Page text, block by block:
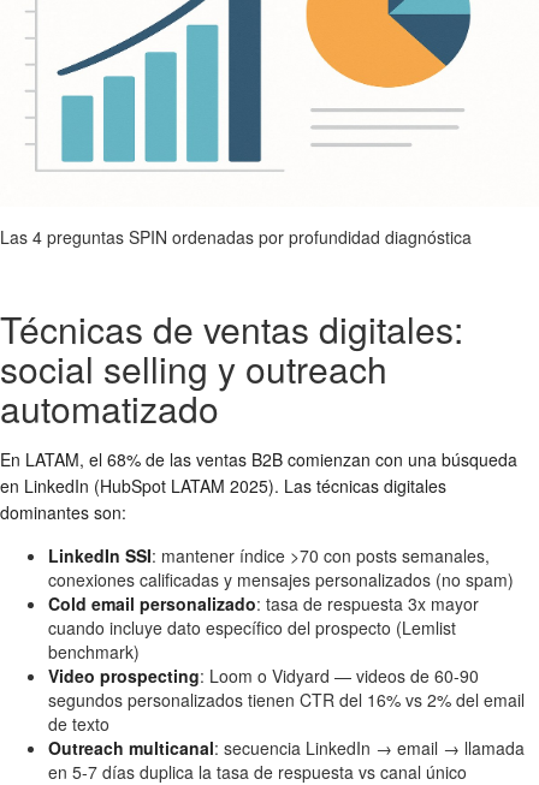
Las 4 preguntas SPIN ordenadas por profundidad diagnóstica
Técnicas de ventas digitales:
social selling y outreach
automatizado
En LATAM, el 68% de las ventas B2B comienzan con una búsqueda
en LinkedIn (HubSpot LATAM 2025). Las técnicas digitales
dominantes son:
LinkedIn SSI: mantener índice >70 con posts semanales,
conexiones calificadas y mensajes personalizados (no spam)
Cold email personalizado: tasa de respuesta 3x mayor
cuando incluye dato específico del prospecto (Lemlist
benchmark)
Video prospecting: Loom o Vidyard — videos de 60-90
segundos personalizados tienen CTR del 16% vs 2% del email
de texto
Outreach multicanal: secuencia LinkedIn → email → llamada
en 5-7 días duplica la tasa de respuesta vs canal único